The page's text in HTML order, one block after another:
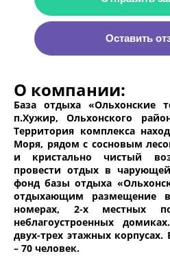
Оставить
О компании:
База отдыха «Ольхонские
п.Хужир, Ольхонского
Территория комплекса
Моря, рядом с сосновым
и кристально чистый
провести отдых в
фонд базы отдыха
отдыхающим размещение
номерах, 2-х местных
неблагоустроенных
двух-трех этажных
– 70 человек.